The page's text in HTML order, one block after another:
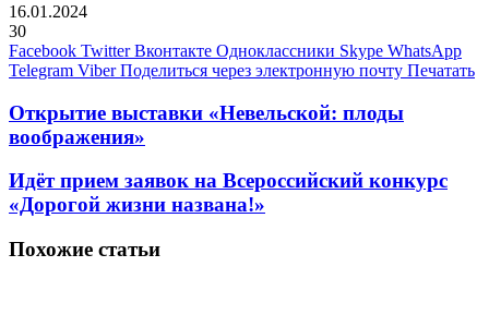
16.01.2024
30
Facebook Twitter Вконтакте Одноклассники Skype WhatsApp
Telegram Viber Поделиться через электронную почту Печатать
Открытие выставки «Невельской: плоды
воображения»
Идёт прием заявок на Всероссийский конкурс
«Дорогой жизни названа!»
Похожие статьи